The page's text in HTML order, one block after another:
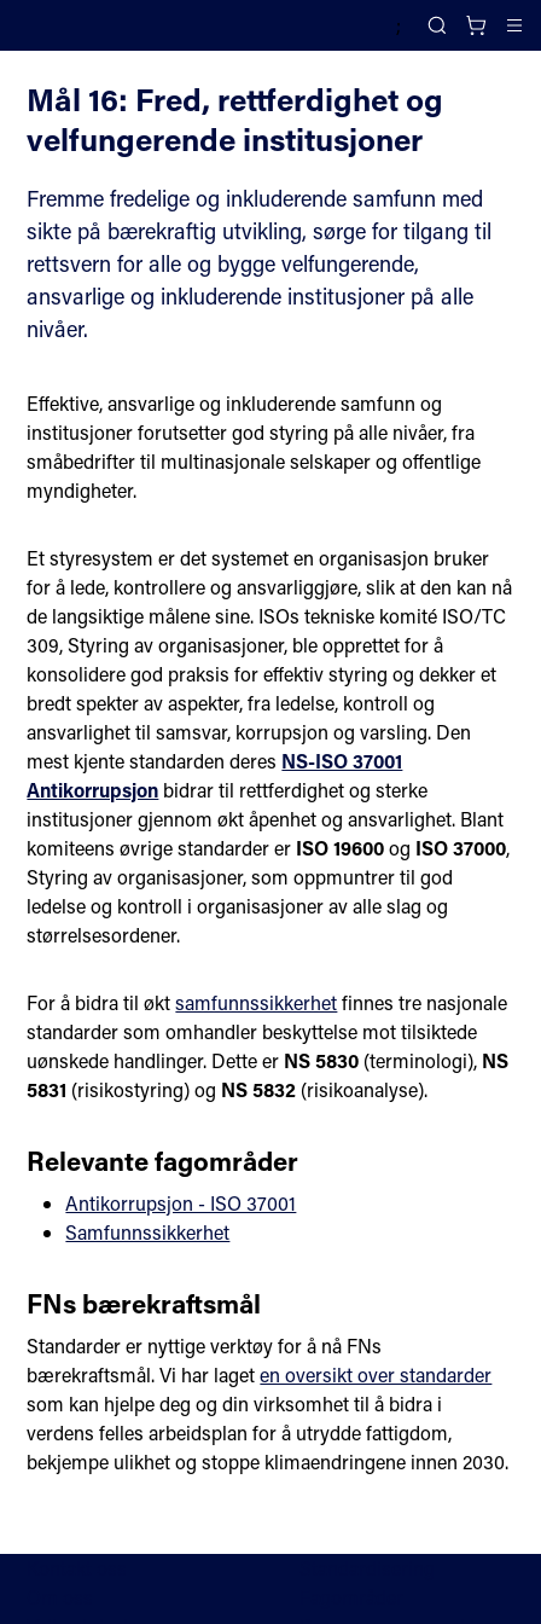
;
Search
Mål 16: Fred, rettferdighet og
velfungerende institusjoner
Fremme fredelige og inkluderende samfunn med
sikte på bærekraftig utvikling, sørge for tilgang til
rettsvern for alle og bygge velfungerende,
ansvarlige og inkluderende institusjoner på alle
nivåer.
Effektive, ansvarlige og inkluderende samfunn og
institusjoner forutsetter god styring på alle nivåer, fra
småbedrifter til multinasjonale selskaper og offentlige
myndigheter.
Et styresystem er det systemet en organisasjon bruker
for å lede, kontrollere og ansvarliggjøre, slik at den kan nå
de langsiktige målene sine. ISOs tekniske komité ISO/TC
309, Styring av organisasjoner, ble opprettet for å
konsolidere god praksis for effektiv styring og dekker et
bredt spekter av aspekter, fra ledelse, kontroll og
ansvarlighet til samsvar, korrupsjon og varsling. Den
mest kjente standarden deres NS-ISO 37001
Antikorrupsjon bidrar til rettferdighet og sterke
institusjoner gjennom økt åpenhet og ansvarlighet. Blant
komiteens øvrige standarder er ISO 19600og ISO 37000,
Styring av organisasjoner, som oppmuntrer til god
ledelse og kontroll i organisasjoner av alle slag og
størrelsesordener.
For å bidra til øktsamfunnssikkerhetfinnes tre nasjonale
standarder som omhandler beskyttelse mot tilsiktede
uønskede handlinger. Dette er NS 5830 (terminologi), NS
5831 (risikostyring) og NS 5832 (risikoanalyse).
Relevante fagområder
Antikorrupsjon - ISO 37001
Samfunnssikkerhet
FNs bærekraftsmål
Standarder er nyttige verktøy for å nå FNs
bærekraftsmål. Vi har lageten oversikt over standarder
som kan hjelpe deg og din virksomhet til å bidra i
verdens felles arbeidsplan for å utrydde fattigdom,
bekjempe ulikhet og stoppe klimaendringene innen 2030.